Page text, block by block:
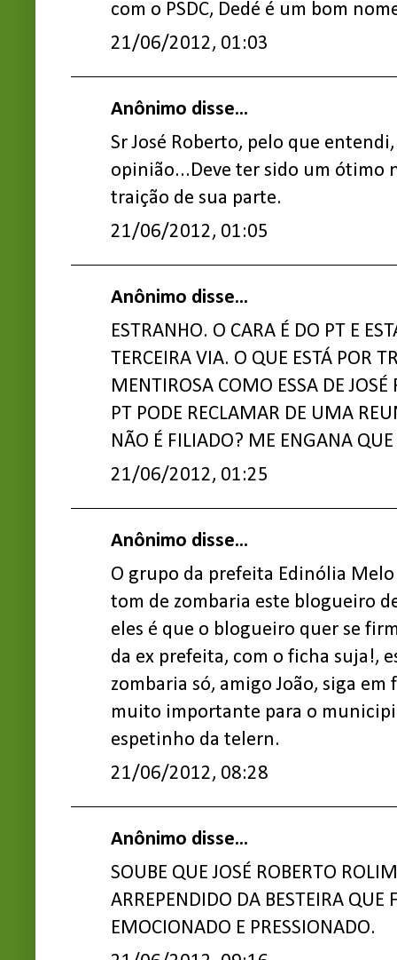
com o PSDC, Dedé é um bom
21/06/2012, 01:03
Anônimo disse...
Sr José Roberto, pelo que
opinião...Deve ter sido um ótimo
traição de sua parte.
21/06/2012, 01:05
Anônimo disse...
ESTRANHO. O CARA É DO PT E
TERCEIRA VIA. O QUE ESTÁ POR
MENTIROSA COMO ESSA DE
PT PODE RECLAMAR DE UMA
NÃO É FILIADO? ME ENGANA
21/06/2012, 01:25
Anônimo disse...
O grupo da prefeita Edinólia
tom de zombaria este blogueiro
eles é que o blogueiro quer se
da ex prefeita, com o ficha suja!,
zombaria só, amigo João, siga
muito importante para o
espetinho da telern.
21/06/2012, 08:28
Anônimo disse...
SOUBE QUE JOSÉ ROBERTO
ARREPENDIDO DA BESTEIRA QUE
EMOCIONADO E PRESSIONADO.